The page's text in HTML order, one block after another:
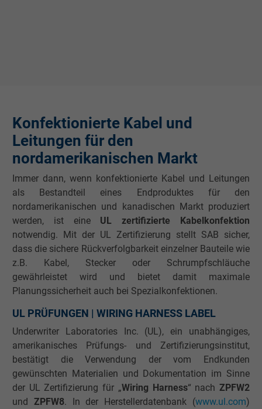
Konfektionierte Kabel und
Leitungen für den
nordamerikanischen Markt
Immer dann, wenn konfektionierte Kabel und Leitungen
als Bestandteil eines Endproduktes für den
nordamerikanischen und kanadischen Markt produziert
werden, ist eine UL zertifizierte Kabelkonfektion
notwendig. Mit der UL Zertifizierung stellt SAB sicher,
dass die sichere Rückverfolgbarkeit einzelner Bauteile wie
z.B. Kabel, Stecker oder Schrumpfschläuche
gewährleistet wird und bietet damit maximale
Planungssicherheit auch bei Spezialkonfektionen.
UL PRÜFUNGEN | WIRING HARNESS LABEL
Underwriter Laboratories Inc. (UL), ein unabhängiges,
amerikanisches Prüfungs- und Zertifizierungsinstitut,
bestätigt die Verwendung der vom Endkunden
gewünschten Materialien und Dokumentation im Sinne
der UL Zertifizierung für „Wiring Harness“ nachZPFW2
und ZPFW8. In der Herstellerdatenbank (www.ul.com)